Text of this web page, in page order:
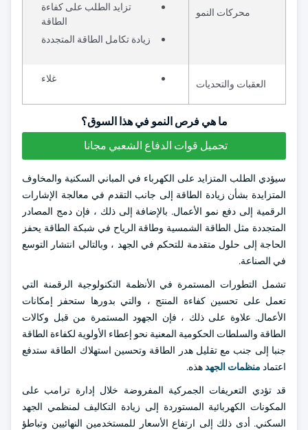
محركات النمو
تزايد الطلب على كفاءة
الطاقة
زيادة تكامل الطاقة المتجددة
العقبات والتحديات غلاء
ما هي فرص النمو في هذا السوق؟
تحميل قوات الدفاع الشعبي مجانا
سيؤدي الطلب المتزايد على الكهرباء في المباني السكنية والمخاوف
المتزايدة بشأن زيادة الطاقة إلى جانب التقدم في معالجة الإشارات
الرقمية إلى دفع نمو الأعمال. بالإضافة إلى ذلك ، فإن دمج المصادر
المتجددة مثل الطاقة الشمسية وطاقة الرياح في شبكة الطاقة يحفز
الحاجة إلى حلول متقدمة للتحكم في الجهد ، وبالتالي انتشار التوسع
في الصناعة.
تشمل التطورات المستمرة في الأنظمة التكنولوجية الرقمنة التي
تعمل على تحسين كفاءة المنتج ، والتي بدورها ستحفز إمكانات
الأعمال. علاوة على ذلك ، فإن الجهود المستمرة من قبل وكالات
الطاقة والسلطات الحكومية المعنية نحو إعطاء الأولوية لكفاءة الطاقة
جنبا إلى جنب مع تقليل هدر الطاقة وتحسين استهلاك الطاقة ستدفع
اعتماد منظمات الجهدهذه.
قد تؤدي التعريفات الجمركية المفروضة خلال إدارة ترامب على
المكونات الكهربائية المستوردة إلى زيادة التكاليف لمنظمي الجهد
السكني. أدى ذلك إلى ارتفاع الأسعار للمستخدمين النهائيين وتباطؤ